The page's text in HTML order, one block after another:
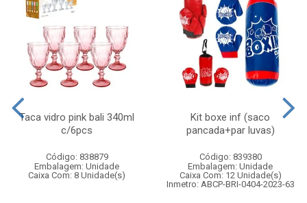
Taca vidro pink bali 340ml
c/6pcs
Código: 838879
Embalagem: Unidade
Caixa Com: 8 Unidade(s)
Kit boxe inf (saco
pancada+par luvas)
Código: 839380
Embalagem: Unidade
Caixa Com: 12 Unidade(s)
Inmetro: ABCP-BRI-0404-2023-63